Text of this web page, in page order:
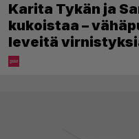
Karita Tykän ja
kukoistaa –
leveitä